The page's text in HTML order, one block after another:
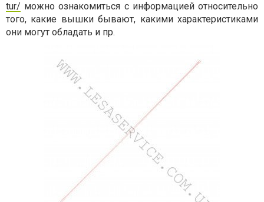
tur/ можно ознакомиться с информацией относительно
того, какие вышки бывают, какими характеристиками
они могут обладать и пр.